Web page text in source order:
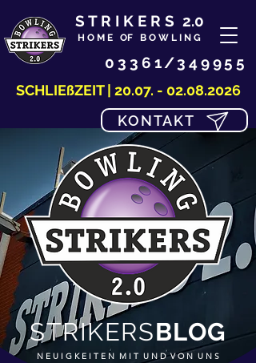
S T R I K E R S 2.0
03361/349955
H O M E OF B O W L I N G
SCHLIEßZEIT | 20.07. - 02.08.2026
KONTAKT
STRIKERSBLOG
N E U I G K E I T E N M I T U N D V O N U N S